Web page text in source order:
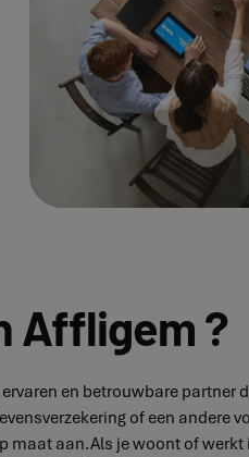
Affligem ?
en betrouwbare partner
of een andere
aan.Als je woont of